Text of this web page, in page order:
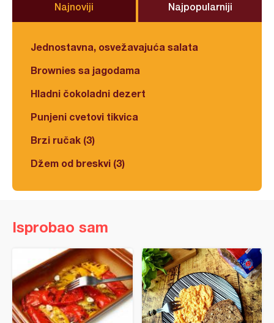
Najnoviji Najpopularniji
Jednostavna, osvežavajuća salata
Brownies sa jagodama
Hladni čokoladni dezert
Punjeni cvetovi tikvica
Brzi ručak (3)
Džem od breskvi (3)
Isprobao sam